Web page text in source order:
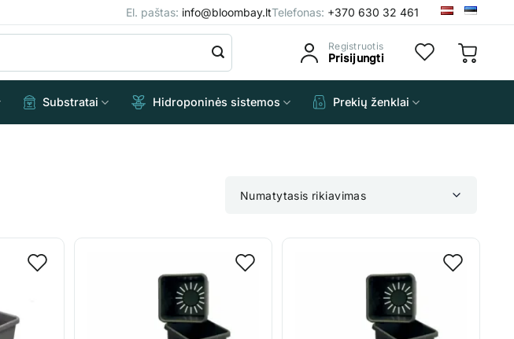
El. paštas: info@bloombay.ltTelefonas: +370 630 32 461
Registruotis
Prisijungti
Substratai Hidroponinės sistemos Prekių ženklai
Numatytasis rikiavimas